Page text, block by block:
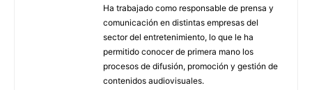
Ha trabajado como responsable de prensa y
comunicación en distintas empresas del
sector del entretenimiento, lo que le ha
permitido conocer de primera mano los
procesos de difusión, promoción y gestión de
contenidos audiovisuales.